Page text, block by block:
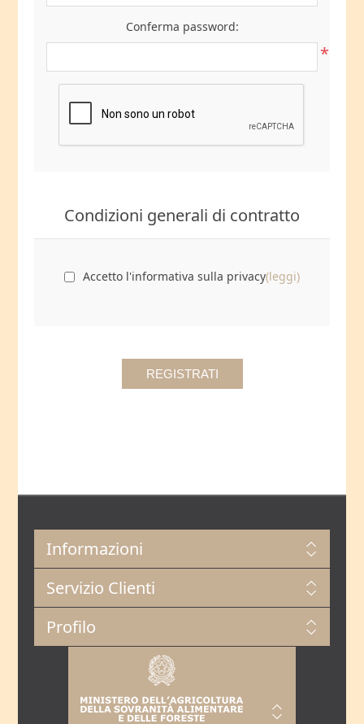
Conferma password:
*
Condizioni generali di contratto
Accetto l'informativa sulla privacy(leggi)
Informazioni
Servizio Clienti
Profilo